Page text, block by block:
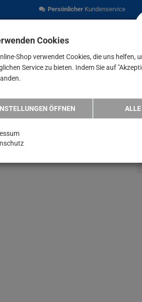
PersönlicherKundenservice
Aktionen Blog
Flex Polierschwamm PK-
Cookies
Shop verwendet Cookies, die uns
Service zu bieten. Indem Sie auf
ÖFFNEN